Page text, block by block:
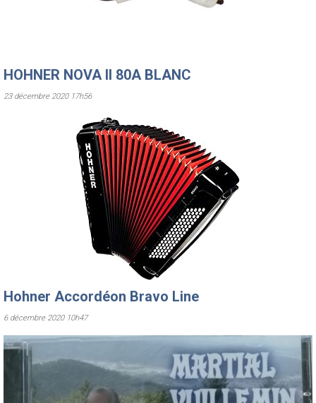
HOHNER NOVA II 80A BLANC
23 décembre 2020 17h56
Hohner Accordéon Bravo Line
6 décembre 2020 10h47